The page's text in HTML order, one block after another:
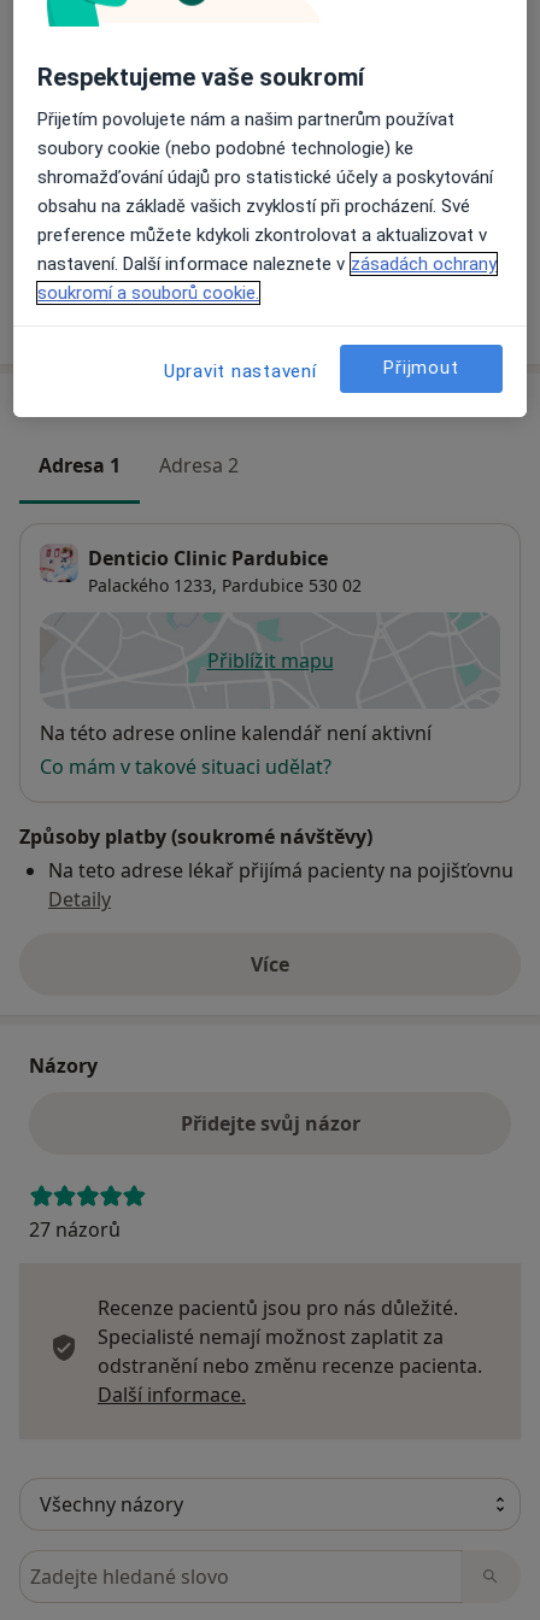
spokojeni se všemi našimi službami.
Za tým Denticio s.r.o.
MDDr. Vladimír Štván
Detaily
Panoramatické fotografie
500 Kč Detaily
+1 služba
Adresa 1 Adresa 2
Denticio Clinic Pardubice
Palackého 1233, Pardubice 530 02
Přiblížit mapuse otevře v nové záložce
Dostupnost
Na této adrese online kalendář není aktivní
Co mám v takové situaci udělat?
Způsoby platby (soukromé návštěvy)
Na teto adrese lékař přijímá pacienty na pojišťovnu
Detaily
Víceo adrese
Názory
Přidejte svůj názor
27 názorů
Recenze pacientů jsou pro nás důležité.
Specialisté nemají možnost zaplatit za
odstranění nebo změnu recenze pacienta.
Další informace.
Hledejte v názorech
Respektujeme vaše soukromí
Přijetím povolujete nám a našim partnerům používat
soubory cookie (nebo podobné technologie) ke
shromažďování údajů pro statistické účely a poskytování
obsahu na základě vašich zvyklostí při procházení. Své
preference můžete kdykoli zkontrolovat a aktualizovat v
nastavení. Další informace naleznete v zásadách ochrany
soukromí a souborů cookie.
Upravit nastavení Přijmout